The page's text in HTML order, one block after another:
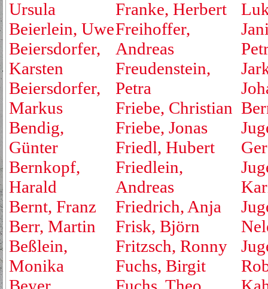
Ursula
Beierlein, Uwe
Beiersdorfer,
Karsten
Beiersdorfer,
Markus
Bendig,
Günter
Bernkopf,
Harald
Bernt, Franz
Berr, Martin
Beßlein,
Monika
Franke, Herbert
Freihoffer,
Andreas
Freudenstein,
Petra
Friebe, Christian
Friebe, Jonas
Friedl, Hubert
Friedlein,
Andreas
Friedrich, Anja
Frisk, Björn
Fritzsch, Ronny
Fuchs, Birgit